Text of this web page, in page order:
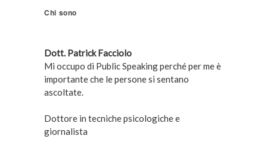
Chi sono
Dott. Patrick Facciolo
Mi occupo di Public Speaking perché per me è
importante che le persone si sentano
ascoltate.
Dottore in tecniche psicologiche e
giornalista